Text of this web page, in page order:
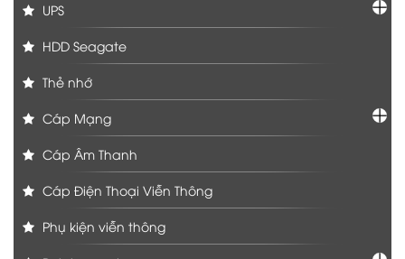
UPS
HDD Seagate
Thẻ nhớ
Cáp Mạng
Cáp Âm Thanh
Cáp Điện Thoại Viễn Thông
Phụ kiện viễn thông